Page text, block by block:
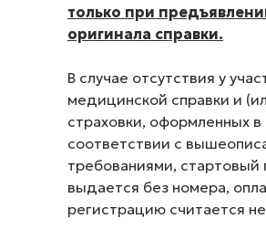
только при
оригинала справки.
В случае отсутствия у
медицинской справки и
страховки, оформленных в
соответствии с
требованиями, стартовый
выдается без номера,
регистрацию считается не